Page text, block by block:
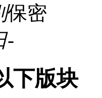
保密
-
下版块